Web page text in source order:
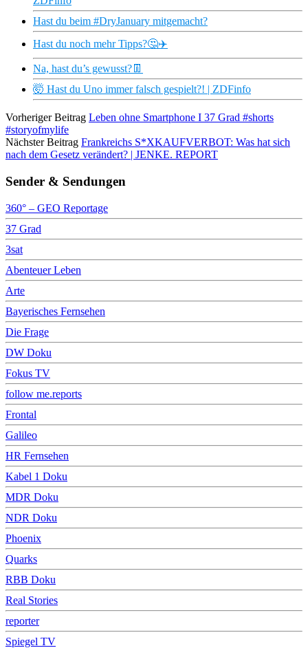
Hast du beim #DryJanuary mitgemacht?
Hast du noch mehr Tipps?🤔✈️
Na, hast du’s gewusst?👖
🤯 Hast du Uno immer falsch gespielt?! | ZDFinfo
Vorheriger Beitrag Leben ohne Smartphone I 37 Grad #shorts
#storyofmylife
Nächster Beitrag Frankreichs S*XKAUFVERBOT: Was hat sich
nach dem Gesetz verändert? | JENKE. REPORT
Sender & Sendungen
360° – GEO Reportage
37 Grad
3sat
Abenteuer Leben
Arte
Bayerisches Fernsehen
Die Frage
DW Doku
Fokus TV
follow me.reports
Frontal
Galileo
HR Fernsehen
Kabel 1 Doku
MDR Doku
NDR Doku
Phoenix
Quarks
RBB Doku
Real Stories
reporter
Spiegel TV